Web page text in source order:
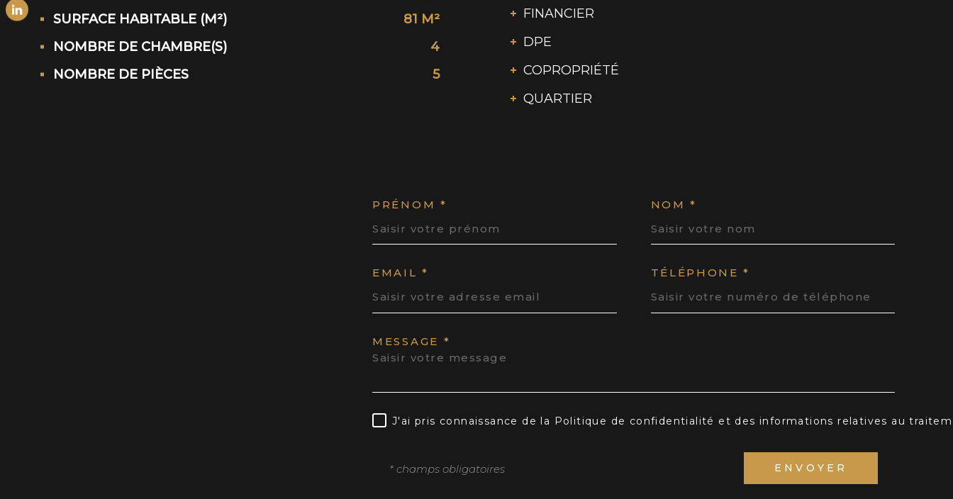
SURFACE HABITABLE (M²)
81 M²
NOMBRE DE CHAMBRE(S)
4
NOMBRE DE PIÈCES
5
FINANCIER
DPE
COPROPRIÉTÉ
QUARTIER
PRÉNOM * NOM *
EMAIL * TÉLÉPHONE *
MESSAGE *
J'ai pris connaissance de la Politique de confidentialité et des informations relatives au
* champs obligatoires ENVOYER